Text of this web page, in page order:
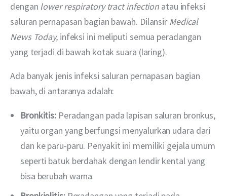
dengan lower respiratory tract infection atau infeksi
saluran pernapasan bagian bawah. Dilansir Medical
News Today, infeksi ini meliputi semua peradangan
yang terjadi di bawah kotak suara (laring).
Ada banyak jenis infeksi saluran pernapasan bagian
bawah, di antaranya adalah:
Bronkitis: Peradangan pada lapisan saluran bronkus,
yaitu organ yang berfungsi menyalurkan udara dari
dan ke paru-paru. Penyakit ini memiliki gejala umum
seperti batuk berdahak dengan lendir kental yang
bisa berubah warna